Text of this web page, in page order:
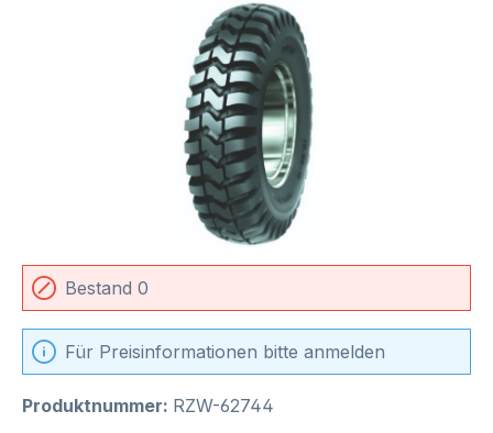
Bildergalerie überspringen
Bestand 0
Für Preisinformationen bitte anmelden
Produktnummer: RZW-62744